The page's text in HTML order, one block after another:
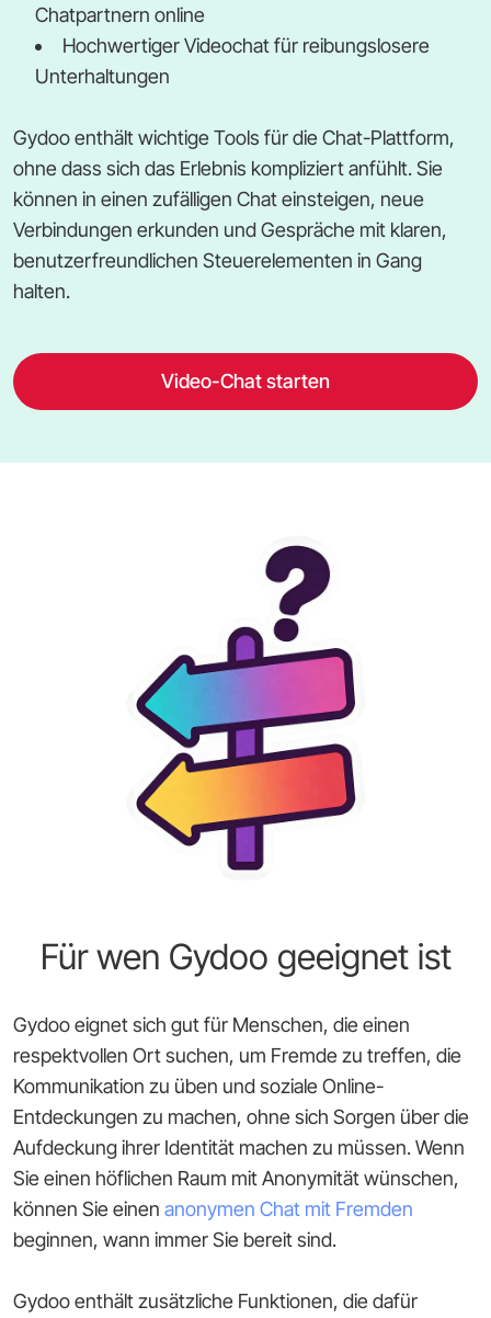
Chatpartnern online
Hochwertiger Videochat für reibungslosere
Unterhaltungen
Gydoo enthält wichtige Tools für die Chat-Plattform,
ohne dass sich das Erlebnis kompliziert anfühlt. Sie
können in einen zufälligen Chat einsteigen, neue
Verbindungen erkunden und Gespräche mit klaren,
benutzerfreundlichen Steuerelementen in Gang
halten.
Video-Chat starten
Für wen Gydoo geeignet ist
Gydoo eignet sich gut für Menschen, die einen
respektvollen Ort suchen, um Fremde zu treffen, die
Kommunikation zu üben und soziale Online-
Entdeckungen zu machen, ohne sich Sorgen über die
Aufdeckung ihrer Identität machen zu müssen. Wenn
Sie einen höflichen Raum mit Anonymität wünschen,
können Sie einen anonymen Chat mit Fremden
beginnen, wann immer Sie bereit sind.
Gydoo enthält zusätzliche Funktionen, die dafür